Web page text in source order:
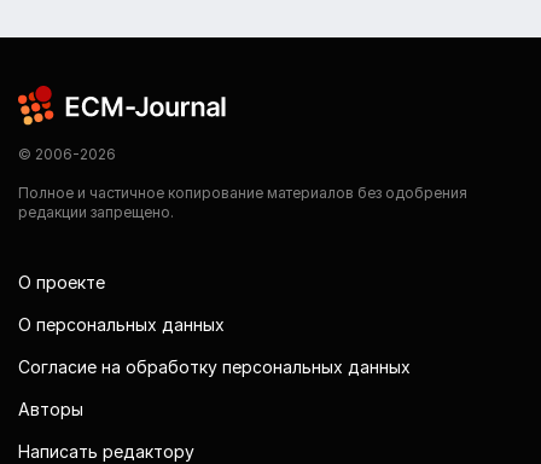
© 2006-2026
Полное и частичное копирование материалов без одобрения
редакции запрещено.
О проекте
О персональных данных
Согласие на обработку персональных данных
Авторы
Написать редактору